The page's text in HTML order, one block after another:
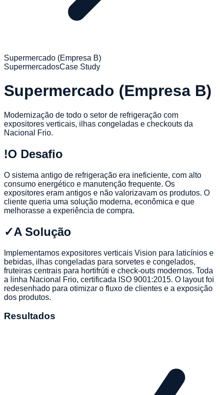
Supermercado (Empresa B)
SupermercadosCase Study
Supermercado (Empresa B)
Modernização de todo o setor de refrigeração com
expositores verticais, ilhas congeladas e checkouts da
Nacional Frio.
!O Desafio
O sistema antigo de refrigeração era ineficiente, com alto
consumo energético e manutenção frequente. Os
expositores eram antigos e não valorizavam os produtos. O
cliente queria uma solução moderna, econômica e que
melhorasse a experiência de compra.
✓A Solução
Implementamos expositores verticais Vision para laticínios e
bebidas, ilhas congeladas para sorvetes e congelados,
fruteiras centrais para hortifrúti e check-outs modernos. Toda
a linha Nacional Frio, certificada ISO 9001:2015. O layout foi
redesenhado para otimizar o fluxo de clientes e a exposição
dos produtos.
Resultados